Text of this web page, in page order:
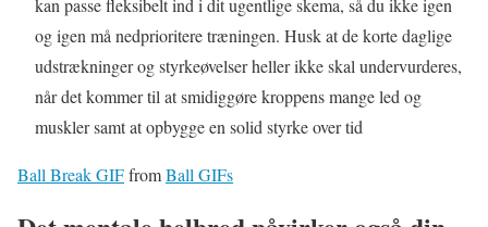
kan passe fleksibelt ind i dit ugentlige skema, så du ikke igen
og igen må nedprioritere træningen. Husk at de korte daglige
udstrækninger og styrkeøvelser heller ikke skal undervurderes,
når det kommer til at smidiggøre kroppens mange led og
muskler samt at opbygge en solid styrke over tid
Ball Break GIFfromBall GIFs